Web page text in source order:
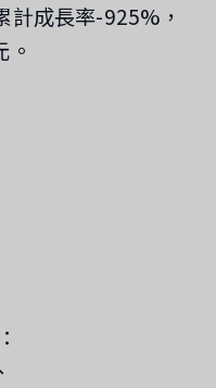
計成長率-925%，